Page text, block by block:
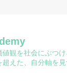
値観を社会にぶつけ
超えた、自分軸を